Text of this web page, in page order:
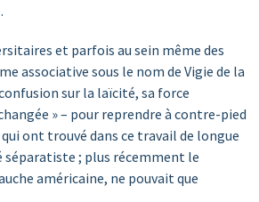
et parfois au sein même des
associative sous le nom de Vigie de la
sur la laïcité, sa force
» – pour reprendre à contre-pied
ont trouvé dans ce travail de longue
séparatiste ; plus récemment le
américaine, ne pouvait que